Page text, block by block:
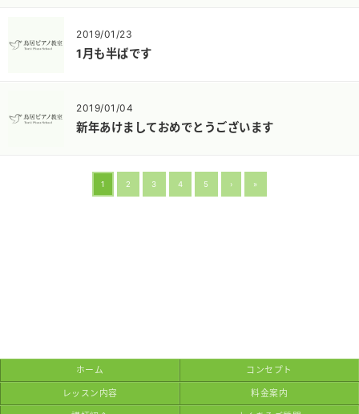
2019/01/23
1月も半ばです
2019/01/04
新年あけましておめでとうございます
1 2 3 4 5 › »
ホーム コンセプト
レッスン内容 料金案内